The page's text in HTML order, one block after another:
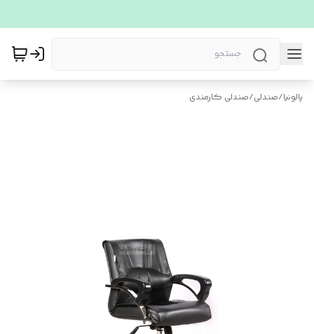
پالونیا/صندلی/صندلی کارمندی